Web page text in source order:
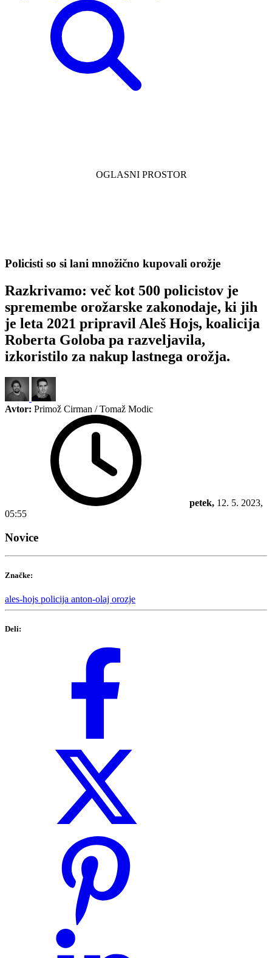
Policisti so si lani množično kupovali orožje
Razkrivamo: več kot 500 policistov je
spremembe orožarske zakonodaje, ki jih
je leta 2021 pripravil Aleš Hojs, koalicija
Roberta Goloba pa razveljavila,
izkoristilo za nakup lastnega orožja.
Avtor: Primož Cirman / Tomaž Modic
petek, 12. 5. 2023,
05:55
Novice
Značke:
ales-hojs policija anton-olaj orozje
Deli: